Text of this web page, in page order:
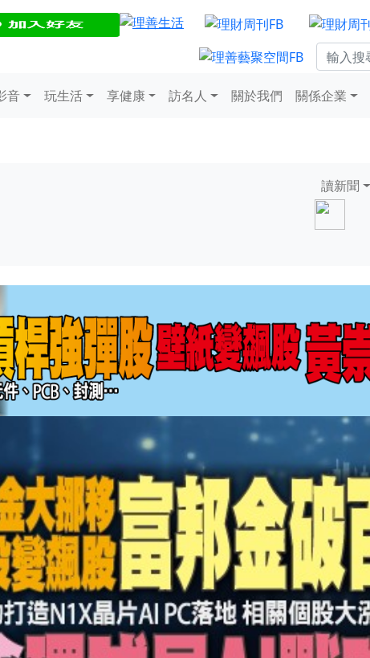
音 玩生活 享健康 訪名人 關於我們 關係企業
讀新聞